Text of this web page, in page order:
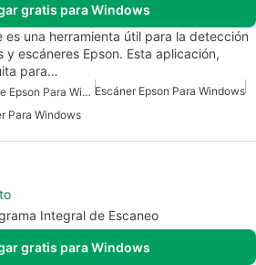
gratis para Windows
es una herramienta útil para la detección
escáneres Epson. Esta aplicación,
para…
Gestor De Eventos De Epson Para Windows Escáner Epson Para Windows
Para Windows
Integral de Escaneo
gratis para Windows